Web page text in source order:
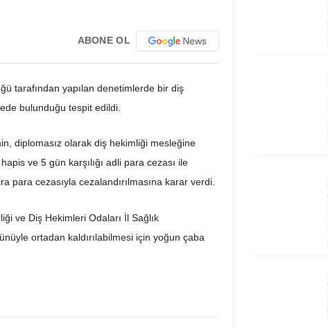
ABONE OL
tarafından yapılan denetimlerde bir diş
bulunduğu tespit edildi.
diplomasız olarak diş hekimliği mesleğine
ve 5 gün karşılığı adli para cezası ile
para cezasıyla cezalandırılmasına karar verdi.
ve Diş Hekimleri Odaları İl Sağlık
ortadan kaldırılabilmesi için yoğun çaba